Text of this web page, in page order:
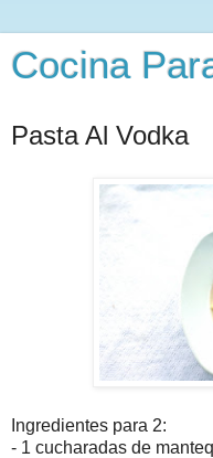
Cocina
Pasta Al Vodka
Ingredientes para 2:
- 1 cucharadas de